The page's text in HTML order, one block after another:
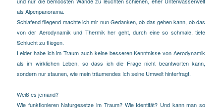
als Alpenpanorama.
Schlafend fliegend machte ich mir nun Gedanken, ob das gehen kann, ob das
von der Aerodynamik und Thermik her geht, durch eine so schmale, tiefe
Schlucht zu fliegen.
Leider habe ich im Traum auch keine besseren Kenntnisse von Aerodynamik
als im wirklichen Leben, so dass ich die Frage nicht beantworten kann,
sondern nur staunen, wie mein träumendes Ich seine Umwelt hinterfragt.
Weiß es jemand?
Wie funktionieren Naturgesetze im Traum? Wie Identität? Und kann man so